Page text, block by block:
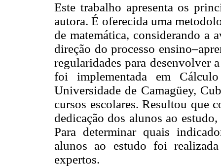
Este trabalho apresenta os
autora. É oferecida uma
de matemática, considerando a
direção do processo
regularidades para desenvolver
foi implementada em
Universidade de Camagüey,
cursos escolares. Resultou que
dedicação dos alunos ao
Para determinar quais
alunos ao estudo foi
expertos.